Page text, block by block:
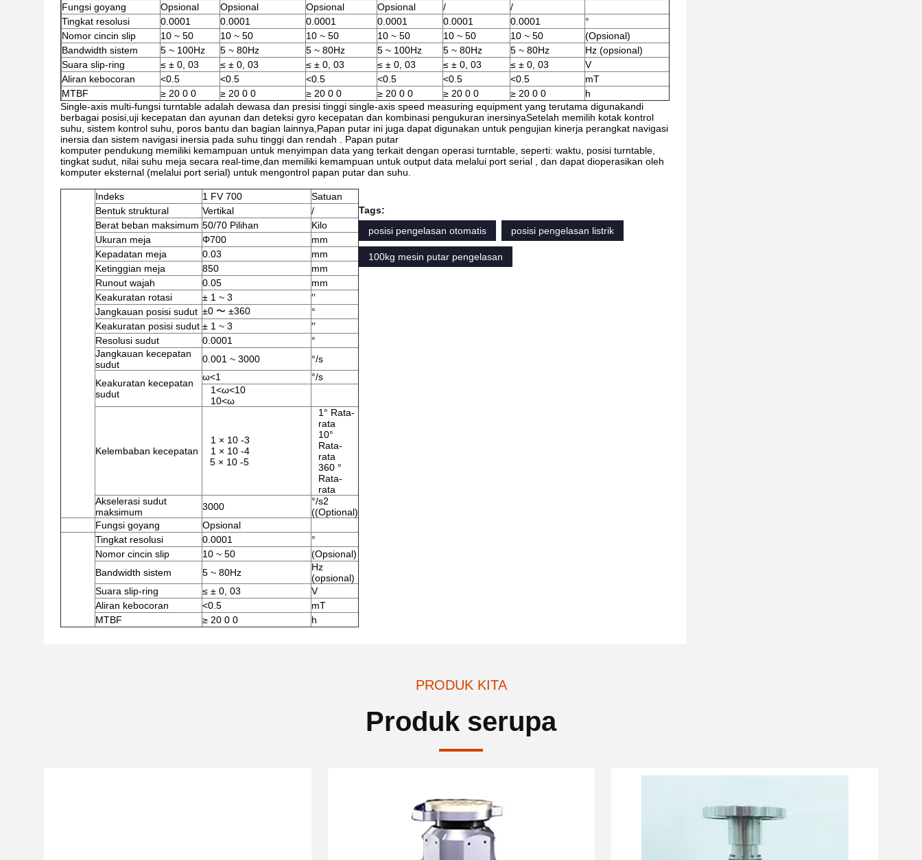
Fungsi goyang
Opsional Opsional Opsional Opsional /
/
Tingkat resolusi
0.0001 0.0001 0.0001 0.0001 0.0001 0.0001
°
Nomor cincin slip
10 ~ 50 10 ~ 50 10 ~ 50 10 ~ 50 10 ~ 50 10 ~ 50
(Opsional)
Bandwidth sistem
5 ~ 100Hz 5 ~ 80Hz 5 ~ 80Hz 5 ~ 100Hz 5 ~ 80Hz 5 ~ 80Hz
Hz (opsional)
Suara slip-ring
≤ ± 0, 03 ≤ ± 0, 03 ≤ ± 0, 03 ≤ ± 0, 03 ≤ ± 0, 03 ≤ ± 0, 03
V
Aliran kebocoran
<0.5 <0.5 <0.5 <0.5 <0.5 <0.5
mT
MTBF
≥ 20 0 0 ≥ 20 0 0 ≥ 20 0 0 ≥ 20 0 0 ≥ 20 0 0 ≥ 20 0 0
h
Single-axis multi-fungsi turntable adalah dewasa dan presisi tinggi single-axis speed measuring equipment yang terutama digunakandi
berbagai posisi,uji kecepatan dan ayunan dan deteksi gyro kecepatan dan kombinasi pengukuran inersinyaSetelah memilih kotak kontrol
suhu, sistem kontrol suhu, poros bantu dan bagian lainnya,Papan putar ini juga dapat digunakan untuk pengujian kinerja perangkat navigasi
inersia dan sistem navigasi inersia pada suhu tinggi dan rendah . Papan putar
komputer pendukung memiliki kemampuan untuk menyimpan data yang terkait dengan operasi turntable, seperti: waktu, posisi turntable,
tingkat sudut, nilai suhu meja secara real-time,dan memiliki kemampuan untuk output data melalui port serial , dan dapat dioperasikan oleh
komputer eksternal (melalui port serial) untuk mengontrol papan putar dan suhu.
Indeks 1 FV 700
Satuan
Bentuk struktural
Vertikal
/
Berat beban maksimum 50/70 Pilihan
Kilo
Ukuran meja
Φ700
mm
Kepadatan meja
0.03
mm
Ketinggian meja
850
mm
Runout wajah
0.05
mm
Keakuratan rotasi
± 1 ~ 3
′′
Jangkauan posisi sudut ±0 〜 ±360
°
Keakuratan posisi sudut ± 1 ~ 3
′′
Resolusi sudut
0.0001
°
Jangkauan kecepatan
sudut
0.001 ~ 3000 °/s
Keakuratan kecepatan
sudut
ω<1
°/s
1<ω<10
10<ω
Kelembaban kecepatan
1 × 10 -3
1 × 10 -4
5 × 10 -5
1° Rata-
rata
10°
Rata-
rata
360 °
Rata-
rata
Akselerasi sudut
maksimum
3000
°/s2
((Optional)
Fungsi goyang
Opsional
Tingkat resolusi
0.0001
°
Nomor cincin slip
10 ~ 50
(Opsional)
Bandwidth sistem
5 ~ 80Hz
Hz
(opsional)
Suara slip-ring
≤ ± 0, 03
V
Aliran kebocoran
<0.5
mT
MTBF
≥ 20 0 0 h
Tags:
posisi pengelasan otomatis
posisi pengelasan listrik
100kg mesin putar pengelasan
PRODUK KITA
Produk serupa